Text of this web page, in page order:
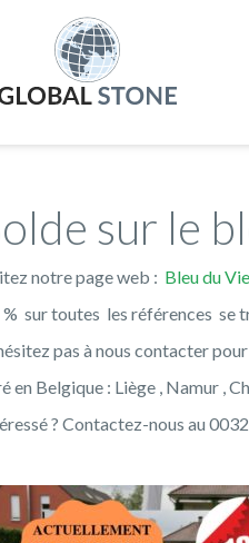
sur le
notre page web : Bleu du
% sur toutes les références se
pas à nous contacter
en Belgique : Liège , Namur ,
? Contactez-nous au